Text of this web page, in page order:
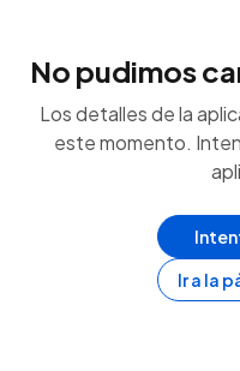
No pudimos
Los detalles de la
este momento.
Ir a la